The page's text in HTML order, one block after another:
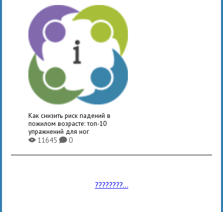
Как снизить риск падений в
пожилом возрасте: топ-10
упражнений для ног
X11645K0
????????...